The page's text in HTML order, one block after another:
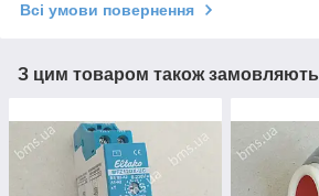
Всі умови повернення
З цим товаром також замовляють